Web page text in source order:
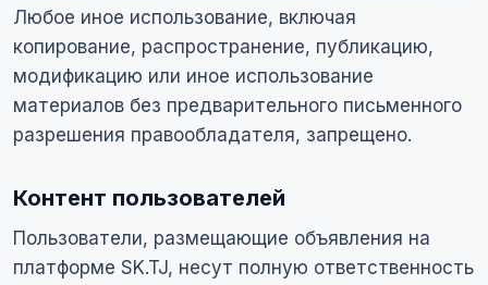
Любое иное использование, включая
копирование, распространение, публикацию,
модификацию или иное использование
материалов без предварительного письменного
разрешения правообладателя, запрещено.
Контент пользователей
Пользователи, размещающие объявления на
платформе SK.TJ, несут полную ответственность